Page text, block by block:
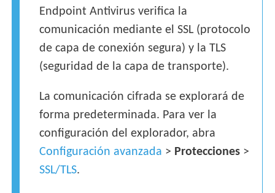
Endpoint Antivirus verifica la
comunicación mediante el SSL (protocolo
de capa de conexión segura) y la TLS
(seguridad de la capa de transporte).
La comunicación cifrada se explorará de
forma predeterminada. Para ver la
configuración del explorador, abra
Configuración avanzada > Protecciones >
SSL/TLS.